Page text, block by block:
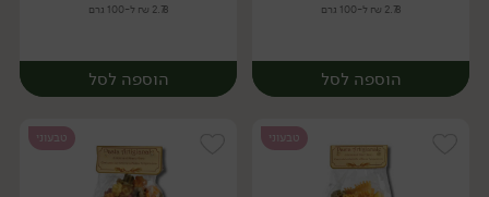
2.78 ₪ ל-100 גרם
הוספה לסל
2.78 ₪ ל-100 גרם
הוספה לסל
טבעוני טבעוני